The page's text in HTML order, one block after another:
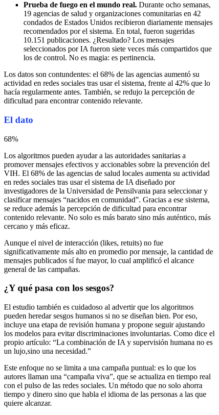
Prueba de fuego en el mundo real. Durante ocho semanas,
19 agencias de salud y organizaciones comunitarias en 42
condados de Estados Unidos recibieron diariamente mensajes
recomendados por el sistema. En total, fueron sugeridas
10.151 publicaciones. ¿Resultado? Los mensajes
seleccionados por IA fueron siete veces más compartidos que
los de control. No es magia: es pertinencia.
Los datos son contundentes: el 68% de las agencias aumentó su
actividad en redes sociales tras usar el sistema, frente al 42% que lo
hacía regularmente antes. También, se redujo la percepción de
dificultad para encontrar contenido relevante.
El dato
68%
Los algoritmos pueden ayudar a las autoridades sanitarias a
promover mensajes efectivos y accionables sobre la prevención del
VIH. El 68% de las agencias de salud locales aumenta su actividad
en redes sociales tras usar el sistema de IA diseñado por
investigadores de la Universidad de Pensilvania para seleccionar y
clasificar mensajes “nacidos en comunidad”. Gracias a ese sistema,
se reduce además la percepción de dificultad para encontrar
contenido relevante. No solo es más barato sino más auténtico, más
cercano y más eficaz.
Aunque el nivel de interacción (likes, retuits) no fue
significativamente más alto en promedio por mensaje, la cantidad de
mensajes publicados sí fue mayor, lo cual amplificó el alcance
general de las campañas.
¿Y qué pasa con los sesgos?
El estudio también es cuidadoso al advertir que los algoritmos
pueden heredar sesgos humanos si no se diseñan bien. Por eso,
incluye una etapa de revisión humana y propone seguir ajustando
los modelos para evitar discriminaciones involuntarias. Como dice el
propio artículo: “La combinación de IA y supervisión humana no es
un lujo,sino una necesidad.”
Este enfoque no se limita a una campaña puntual: es lo que los
autores llaman una “campaña viva”, que se actualiza en tiempo real
con el pulso de las redes sociales. Un método que no solo ahorra
tiempo y dinero sino que habla el idioma de las personas a las que
quiere alcanzar.